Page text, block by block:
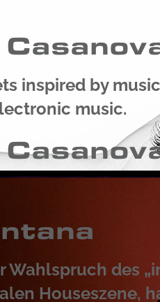
inspired by
music.
Wahlspruch des
Houseszene,